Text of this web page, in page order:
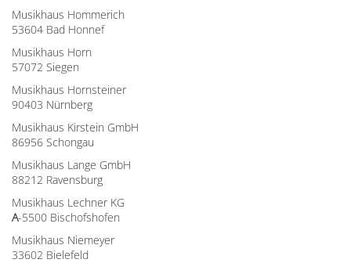
Musikhaus Hommerich
53604 Bad Honnef
Musikhaus Horn
57072 Siegen
Musikhaus Hornsteiner
90403 Nürnberg
Musikhaus Kirstein GmbH
86956 Schongau
Musikhaus Lange GmbH
88212 Ravensburg
Musikhaus Lechner KG
A-5500 Bischofshofen
Musikhaus Niemeyer
33602 Bielefeld